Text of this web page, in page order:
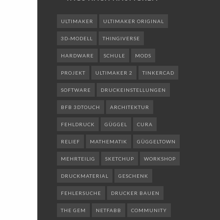
ULTIMAKER ULTIMAKER ORIGINAL
3D-MODELL THINGIVERSE
HARDWARE SCHULE MODS
PROJEKT ULTIMAKER 2 TINKERCAD
SOFTWARE DRUCKEINSTELLUNGEN
BFB 3DTOUCH ARCHITEKTUR
FEHLDRUCK GÜGGEL CURA
RELIEF MATHEMATIK GÜGGELTOWN
MEHRTEILIG SKETCHUP WORKSHOP
DRUCKMATERIAL GESCHENK
FEHLERSUCHE DRUCKER BAUEN
THE GEM NETFABB COMMUNITY